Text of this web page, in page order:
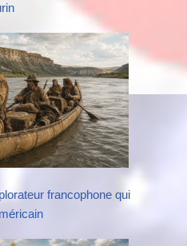
francophone qui